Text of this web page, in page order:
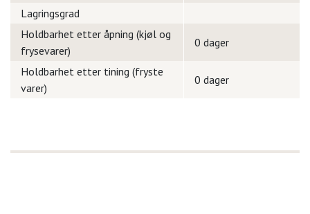
Lagringsgrad
Holdbarhet etter åpning (kjøl og
frysevarer)
0 dager
Holdbarhet etter tining (fryste
varer)
0 dager